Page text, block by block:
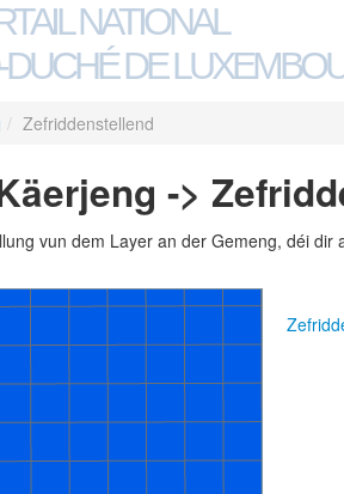
NATIONAL
DE
/ Zefriddenstellend
->
vun dem Layer an der Gemeng, déi